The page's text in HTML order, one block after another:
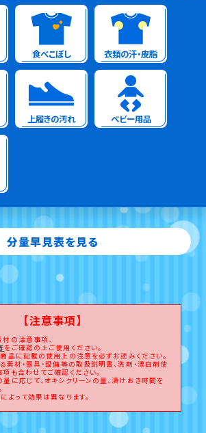
食べこぼし 衣類の汗・皮脂
上履きの汚れ ベビー用品
分量早見表を見る
【注意事項】
の注意事項、
をご確認の上ご使用ください。
品に記載の使用上の注意を必ずお読みください。
素材・器具・設備等の取扱説明書、洗剤・漂白剤使
も合わせてご確認ください。
に応じて、オキシクリーンの量、漬けおき時間を
よって効果は異なります。